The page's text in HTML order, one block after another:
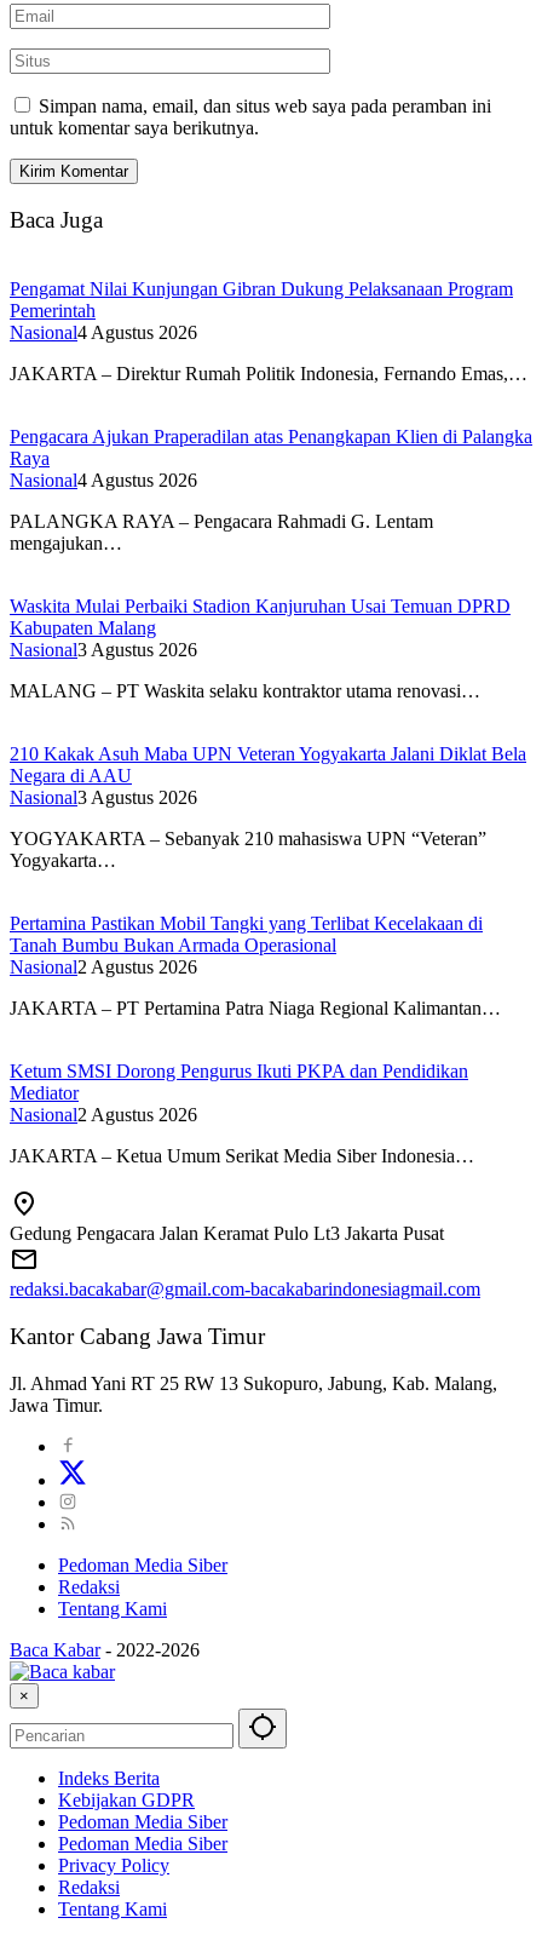
Simpan nama, email, dan situs web saya pada peramban ini
untuk komentar saya berikutnya.
Baca Juga
Pengamat Nilai Kunjungan Gibran Dukung Pelaksanaan Program
Pemerintah
Nasional4 Agustus 2026
JAKARTA – Direktur Rumah Politik Indonesia, Fernando Emas,…
Pengacara Ajukan Praperadilan atas Penangkapan Klien di Palangka
Raya
Nasional4 Agustus 2026
PALANGKA RAYA – Pengacara Rahmadi G. Lentam
mengajukan…
Waskita Mulai Perbaiki Stadion Kanjuruhan Usai Temuan DPRD
Kabupaten Malang
Nasional3 Agustus 2026
MALANG – PT Waskita selaku kontraktor utama renovasi…
210 Kakak Asuh Maba UPN Veteran Yogyakarta Jalani Diklat Bela
Negara di AAU
Nasional3 Agustus 2026
YOGYAKARTA – Sebanyak 210 mahasiswa UPN “Veteran”
Yogyakarta…
Pertamina Pastikan Mobil Tangki yang Terlibat Kecelakaan di
Tanah Bumbu Bukan Armada Operasional
Nasional2 Agustus 2026
JAKARTA – PT Pertamina Patra Niaga Regional Kalimantan…
Ketum SMSI Dorong Pengurus Ikuti PKPA dan Pendidikan
Mediator
Nasional2 Agustus 2026
JAKARTA – Ketua Umum Serikat Media Siber Indonesia…
Gedung Pengacara Jalan Keramat Pulo Lt3 Jakarta Pusat
redaksi.bacakabar@gmail.com-bacakabarindonesiagmail.com
Kantor Cabang Jawa Timur
Jl. Ahmad Yani RT 25 RW 13 Sukopuro, Jabung, Kab. Malang,
Jawa Timur.
Pedoman Media Siber
Redaksi
Tentang Kami
Baca Kabar - 2022-2026
×
Indeks Berita
Kebijakan GDPR
Pedoman Media Siber
Pedoman Media Siber
Privacy Policy
Redaksi
Tentang Kami